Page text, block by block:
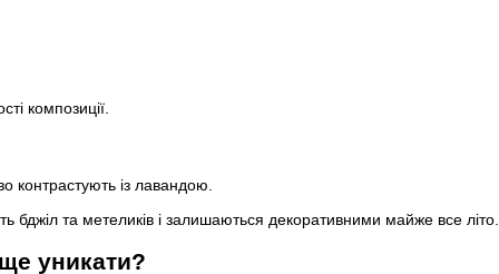
композиції.
контрастують із лавандою.
бджіл та метеликів і залишаються декоративними майже все літо.
уникати?